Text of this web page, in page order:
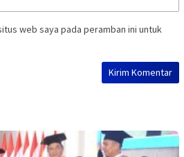
web saya pada peramban ini untuk